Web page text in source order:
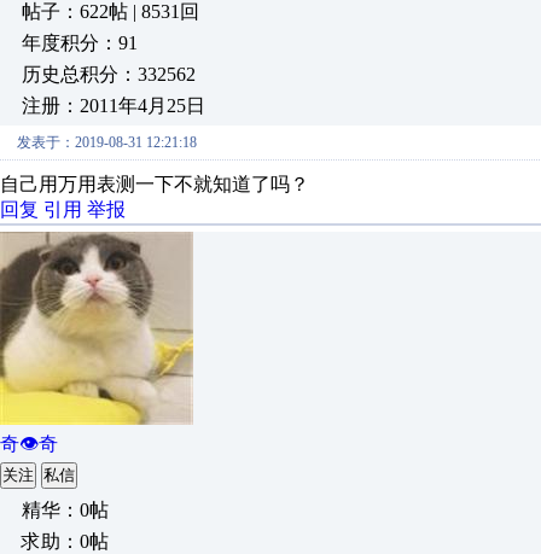
帖子：622帖 | 8531回
年度积分：91
历史总积分：332562
注册：2011年4月25日
发表于：2019-08-31 12:21:18
自己用万用表测一下不就知道了吗？
回复 引用 举报
奇👁奇
关注 私信
精华：0帖
求助：0帖